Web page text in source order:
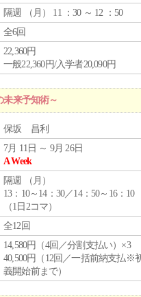
隔週 （ 月 ） 11 ：30 ～ 12 ：50
全6回
22,360円
一般22,360円/入学者20,090円
来予知術～
保坂 昌利
7月 11日 ～ 9月 26日
A Week
隔週 （ 月 ）
13：10～14：30／14：50～16：10
（1日2コマ）
全12回
14,580円（4回／分割支払い）×3
40,500円（12回／一括前納支払※
義開始前まで）